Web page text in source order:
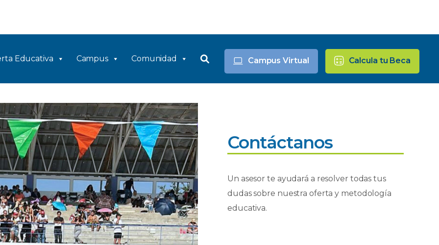
Educativa Campus Comunidad Campus Virtual Calcula tu Beca
Contáctanos
Un asesor te ayudará a resolver todas tus
dudas sobre nuestra oferta y metodología
educativa.